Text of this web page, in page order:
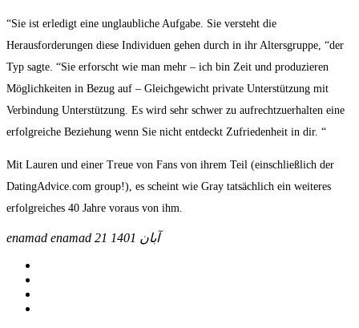
“Sie ist erledigt eine unglaubliche Aufgabe. Sie versteht die
Herausforderungen diese Individuen gehen durch in ihr Altersgruppe, “der
Typ sagte. “Sie erforscht wie man mehr – ich bin Zeit und produzieren
Möglichkeiten in Bezug auf – Gleichgewicht private Unterstützung mit
Verbindung Unterstützung. Es wird sehr schwer zu aufrechtzuerhalten eine
erfolgreiche Beziehung wenn Sie nicht entdeckt Zufriedenheit in dir. “
Mit Lauren und einer Treue von Fans von ihrem Teil (einschließlich der
DatingAdvice.com group!), es scheint wie Gray tatsächlich ein weiteres
erfolgreiches 40 Jahre voraus von ihm.
enamad enamad 21 آبان 1401